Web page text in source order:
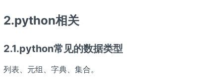
2.python相关
2.1.python常见的数据类型
列表、元组、字典、集合。